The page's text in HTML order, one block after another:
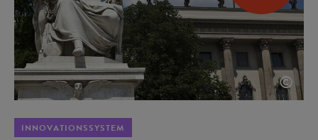
©
INNOVATIONSSYSTEM